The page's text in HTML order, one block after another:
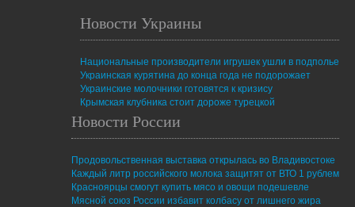
Новости Украины
Национальные производители игрушек ушли в подполье
Украинская курятина до конца года не подорожает
Украинские молочники готовятся к кризису
Крымская клубника стоит дороже турецкой
Новости России
Продовольственная выставка открылась во Владивостоке
Каждый литр российского молока защитят от ВТО 1 рублем
Красноярцы смогут купить мясо и овощи подешевле
Мясной союз России избавит колбасу от лишнего жира